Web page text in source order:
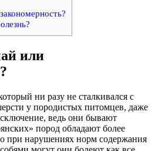
или
ни разу не сталкивался с
у породистых питомцев, даже
ведь они бывают
пород обладают более
при нарушениях норм содержания